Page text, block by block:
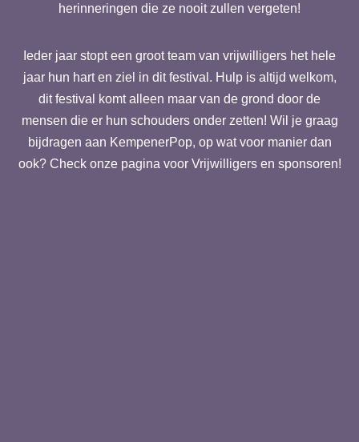
herinneringen die ze nooit zullen vergeten!
Ieder jaar stopt een groot team van vrijwilligers het hele
jaar hun hart en ziel in dit festival. Hulp is altijd welkom,
dit festival komt alleen maar van de grond door de
mensen die er hun schouders onder zetten! Wil je graag
bijdragen aan KempenerPop, op wat voor manier dan
ook? Check onze pagina voor Vrijwilligers en sponsoren!